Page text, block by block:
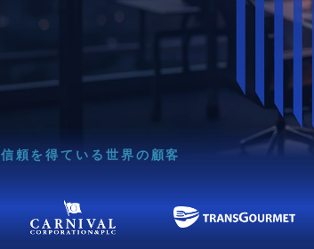
信頼を得ている世界の顧客